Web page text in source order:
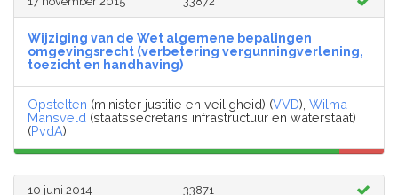
Wijziging van de Wet algemene bepalingen
omgevingsrecht (verbetering vergunningverlening,
toezicht en handhaving)
Opstelten (minister justitie en veiligheid) (VVD), Wilma
Mansveld (staatssecretaris infrastructuur en waterstaat)
(PvdA)
10 juni 2014 33871